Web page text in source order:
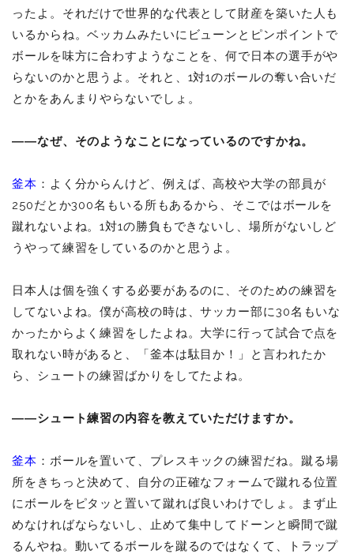
ったよ。それだけで世界的な代表として財産を築いた人も
いるからね。ベッカムみたいにビューンとピンポイントで
ボールを味方に合わすようなことを、何で日本の選手がや
らないのかと思うよ。それと、1対1のボールの奪い合いだ
とかをあんまりやらないでしょ。
――なぜ、そのようなことになっているのですかね。
釜本 ：よく分からんけど、例えば、高校や大学の部員が
250だとか300名もいる所もあるから、そこではボールを
蹴れないよね。1対1の勝負もできないし、場所がないしど
うやって練習をしているのかと思うよ。
日本人は個を強くする必要があるのに、そのための練習を
してないよね。僕が高校の時は、サッカー部に30名もいな
かったからよく練習をしたよね。大学に行って試合で点を
取れない時があると、「釜本は駄目か！」と言われたか
ら、シュートの練習ばかりをしてたよね。
――シュート練習の内容を教えていただけますか。
釜本 ：ボールを置いて、プレスキックの練習だね。蹴る場
所をきちっと決めて、自分の正確なフォームで蹴れる位置
にボールをピタッと置いて蹴れば良いわけでしょ。まず止
めなければならないし、止めて集中してドーンと瞬間で蹴
るんやね。動いてるボールを蹴るのではなくて、トラップ